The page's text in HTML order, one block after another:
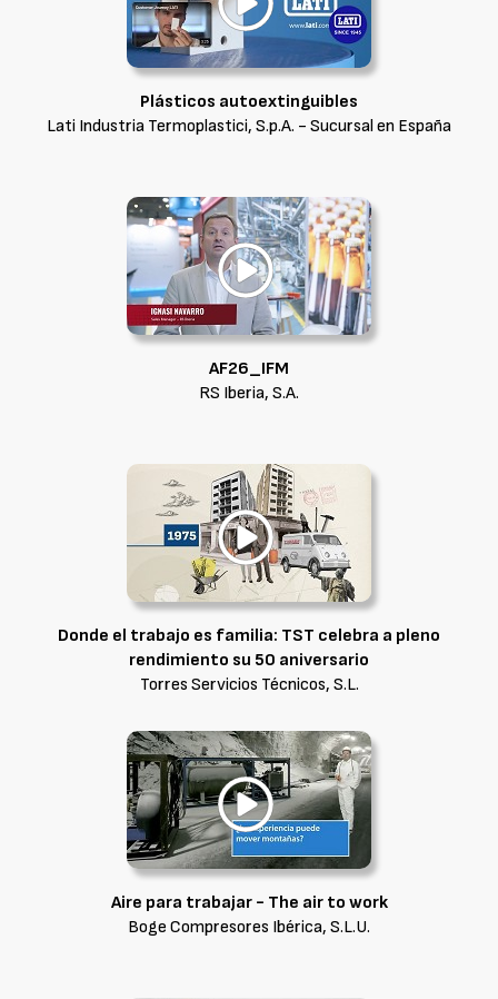
Plásticos autoextinguibles
Lati Industria Termoplastici, S.p.A. - Sucursal en España
AF26_IFM
RS Iberia, S.A.
Donde el trabajo es familia: TST celebra a pleno
rendimiento su 50 aniversario
Torres Servicios Técnicos, S.L.
Aire para trabajar - The air to work
Boge Compresores Ibérica, S.L.U.